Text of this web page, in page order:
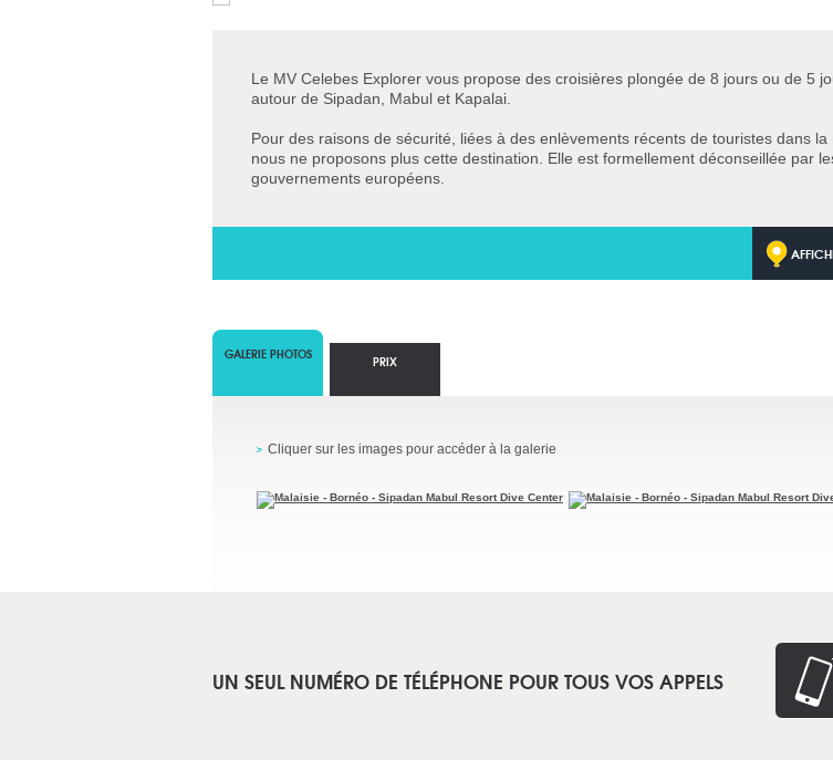
Le MV Celebes Explorer vous propose des croisières plongée de 8 jours ou de 5
autour de Sipadan, Mabul et Kapalai.
Pour des raisons de sécurité, liées à des enlèvements récents de touristes dans la
nous ne proposons plus cette destination. Elle est formellement déconseillée par
gouvernements européens.
GALERIE PHOTOS
Cliquer sur les images pour accéder à la galerie
PRIX
UN SEUL NUMÉRO DE TÉLÉPHONE POUR TOUS VOS APPELS